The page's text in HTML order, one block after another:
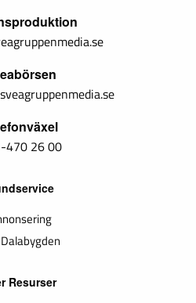
470 26 00
Resurser